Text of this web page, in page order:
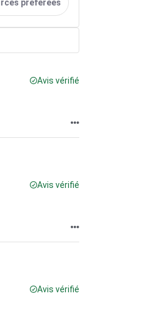
préférées
Avis vérifié
Avis vérifié
Avis vérifié